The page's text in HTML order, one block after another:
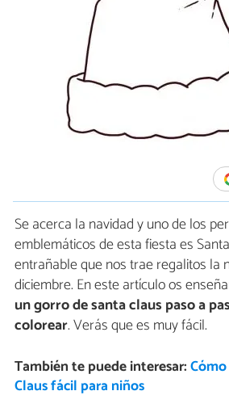
Se acerca la navidad y uno de los
emblemáticos de esta fiesta es
entrañable que nos trae regalitos la
diciembre. En este artículo os
un gorro de santa claus paso a
colorear. Verás que es muy fácil.
También te puede interesar:
Claus fácil para niños